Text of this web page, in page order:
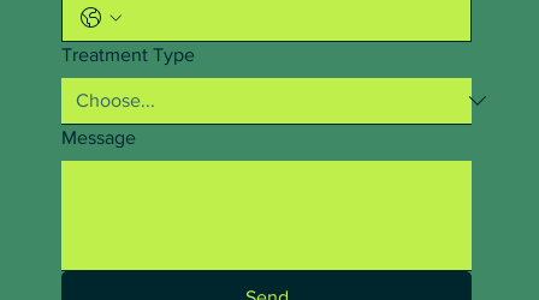
Treatment Type
Message